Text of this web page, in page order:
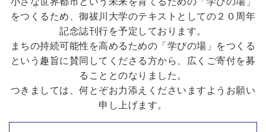
をつくるため、御祓川大学のテキストとしての２０周年
記念誌刊行を予定しております。
まちの持続可能性を高めるための「学びの場」をつくる
という趣旨に賛同してくださる方から、広くご寄付を募
ることとのなりました。
つきましては、何とぞお力添えくださいますようお願い
申し上げます。